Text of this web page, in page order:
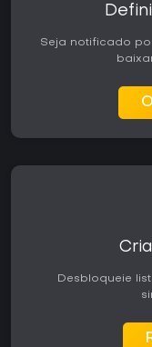
Seja notificado
Desbloqueie